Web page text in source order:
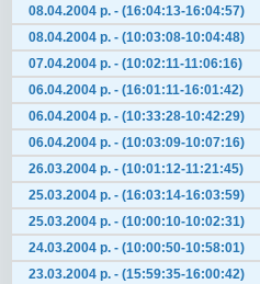
08.04.2004 р. - (16:04:13-16:04:57)
08.04.2004 р. - (10:03:08-10:04:48)
07.04.2004 р. - (10:02:11-11:06:16)
06.04.2004 р. - (16:01:11-16:01:42)
06.04.2004 р. - (10:33:28-10:42:29)
06.04.2004 р. - (10:03:09-10:07:16)
26.03.2004 р. - (10:01:12-11:21:45)
25.03.2004 р. - (16:03:14-16:03:59)
25.03.2004 р. - (10:00:10-10:02:31)
24.03.2004 р. - (10:00:50-10:58:01)
23.03.2004 р. - (15:59:35-16:00:42)